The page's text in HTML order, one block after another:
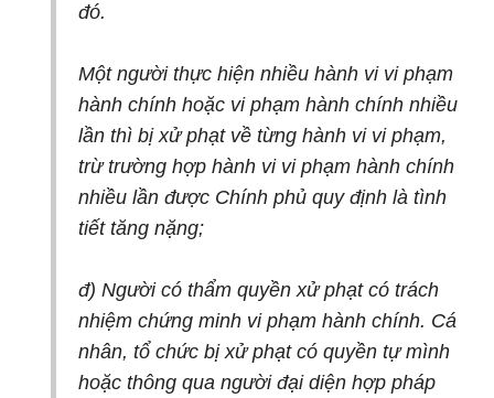
đó.
Một người thực hiện nhiều hành vi vi phạm
hành chính hoặc vi phạm hành chính nhiều
lần thì bị xử phạt về từng hành vi vi phạm,
trừ trường hợp hành vi vi phạm hành chính
nhiều lần được Chính phủ quy định là tình
tiết tăng nặng;
đ) Người có thẩm quyền xử phạt có trách
nhiệm chứng minh vi phạm hành chính. Cá
nhân, tổ chức bị xử phạt có quyền tự mình
hoặc thông qua người đại diện hợp pháp